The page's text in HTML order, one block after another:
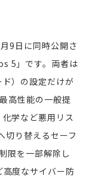
9日に同時公開さ
5」です。両者は
）の設定だけが
高性能の一般提
学など悪用リス
切り替えるセーフ
限を一部解除し
度なサイバー防